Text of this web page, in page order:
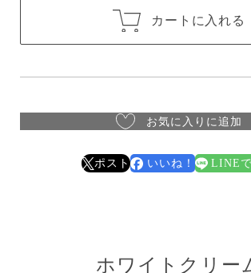
カートに入れる
お気に入りに追加
ポスト いいね！ LINE
ホワイトクリー